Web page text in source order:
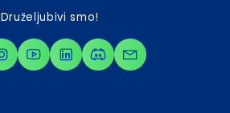
Druželjubivi smo!